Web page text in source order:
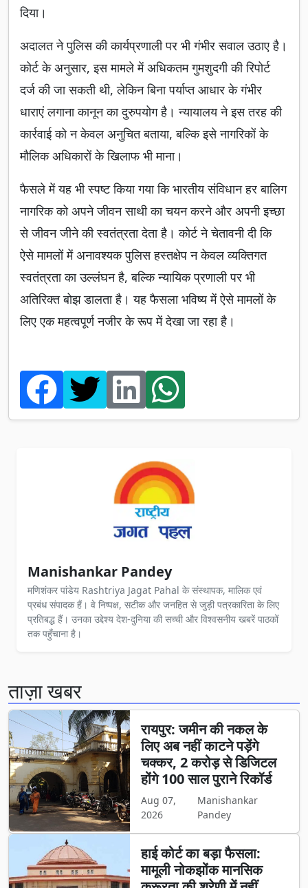
दिया।
अदालत ने पुलिस की कार्यप्रणाली पर भी गंभीर सवाल उठाए है।
कोर्ट के अनुसार, इस मामले में अधिकतम गुमशुदगी की रिपोर्ट
दर्ज की जा सकती थी, लेकिन बिना पर्याप्त आधार के गंभीर
धाराएं लगाना कानून का दुरुपयोग है। न्यायालय ने इस तरह की
कार्रवाई को न केवल अनुचित बताया, बल्कि इसे नागरिकों के
मौलिक अधिकारों के खिलाफ भी माना।
फैसले में यह भी स्पष्ट किया गया कि भारतीय संविधान हर बालिग
नागरिक को अपने जीवन साथी का चयन करने और अपनी इच्छा
से जीवन जीने की स्वतंत्रता देता है। कोर्ट ने चेतावनी दी कि
ऐसे मामलों में अनावश्यक पुलिस हस्तक्षेप न केवल व्यक्तिगत
स्वतंत्रता का उल्लंघन है, बल्कि न्यायिक प्रणाली पर भी
अतिरिक्त बोझ डालता है। यह फैसला भविष्य में ऐसे मामलों के
लिए एक महत्वपूर्ण नजीर के रूप में देखा जा रहा है।
Manishankar Pandey
मणिशंकर पांडेय Rashtriya Jagat Pahal के संस्थापक, मालिक एवं
प्रबंध संपादक हैं। वे निष्पक्ष, सटीक और जनहित से जुड़ी पत्रकारिता के लिए
प्रतिबद्ध हैं। उनका उद्देश्य देश-दुनिया की सच्ची और विश्वसनीय खबरें पाठकों
तक पहुँचाना है।
ताज़ा खबर
रायपुर: जमीन की नकल के
लिए अब नहीं काटने पड़ेंगे
चक्कर, 2 करोड़ से डिजिटल
होंगे 100 साल पुराने रिकॉर्ड
Aug 07,
2026
Manishankar
Pandey
हाई कोर्ट का बड़ा फैसला:
मामूली नोकझोंक मानसिक